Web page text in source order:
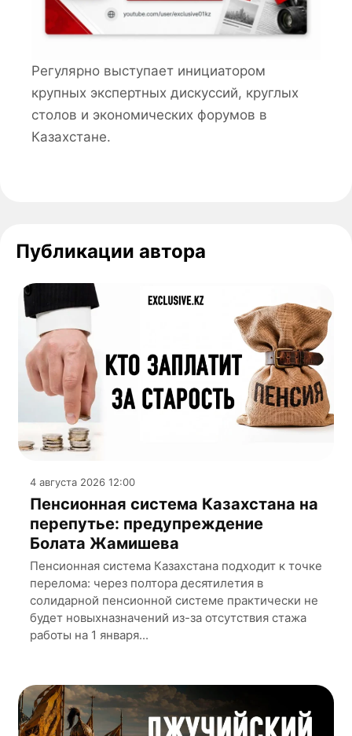
Регулярно выступает инициатором
крупных экспертных дискуссий, круглых
столов и экономических форумов в
Казахстане.
Публикации автора
4 августа 2026 12:00
Пенсионная система Казахстана на
перепутье: предупреждение
Болата Жамишева
Пенсионная система Казахстана подходит к точке
перелома: через полтора десятилетия в
солидарной пенсионной системе практически не
будет новыхназначений из-за отсутствия стажа
работы на 1 января...